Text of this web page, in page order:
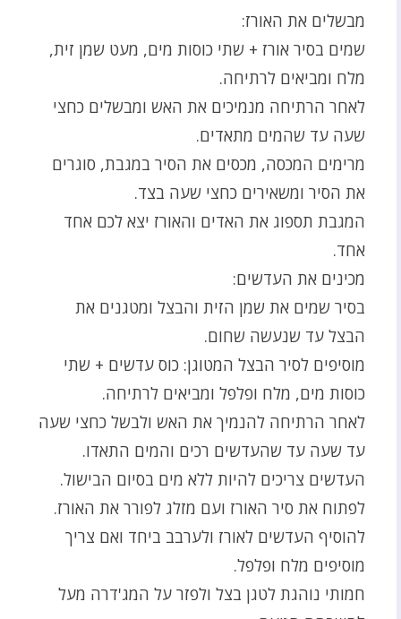
מבשלים את האורז:
שמים בסיר אורז + שתי כוסות מים, מעט שמן זית,
מלח ומביאים לרתיחה.
לאחר הרתיחה מנמיכים את האש ומבשלים כחצי
שעה עד שהמים מתאדים.
מרימים המכסה, מכסים את הסיר במגבת, סוגרים
את הסיר ומשאירים כחצי שעה בצד.
המגבת תספוג את האדים והאורז יצא לכם אחד
אחד.
מכינים את העדשים:
בסיר שמים את שמן הזית והבצל ומטגנים את
הבצל עד שנעשה שחום.
מוסיפים לסיר הבצל המטוגן: כוס עדשים + שתי
כוסות מים, מלח ופלפל ומביאים לרתיחה.
לאחר הרתיחה להנמיך את האש ולבשל כחצי שעה
עד שעה עד שהעדשים רכים והמים התאדו.
העדשים צריכים להיות ללא מים בסיום הבישול.
לפתוח את סיר האורז ועם מזלג לפורר את האורז.
להוסיף העדשים לאורז ולערבב ביחד ואם צריך
מוסיפים מלח ופלפל.
חמותי נוהגת לטגן בצל ולפזר על המג'דרה מעל